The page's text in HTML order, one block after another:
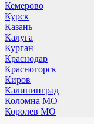
Кемерово
Курск
Казань
Калуга
Курган
Краснодар
Красногорск
Киров
Калининград
Коломна МО
Королев МО